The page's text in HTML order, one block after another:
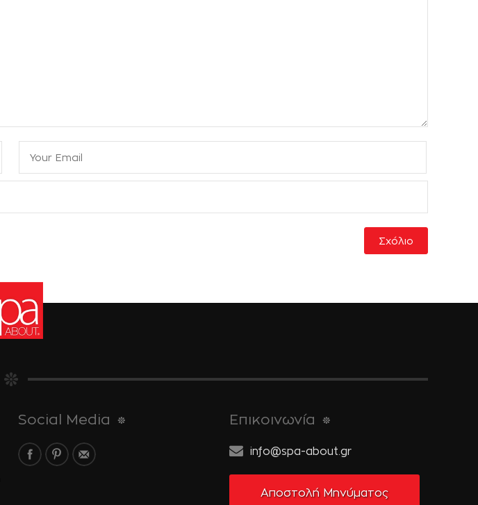
Social Media Επικοινωνία
info@spa-about.gr
Αποστολή Μηνύματος